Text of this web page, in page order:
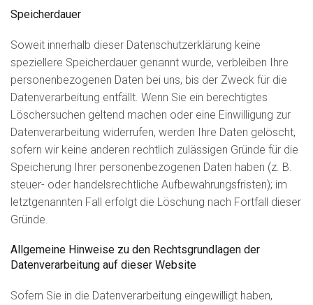
Speicherdauer
Soweit innerhalb dieser Datenschutzerklärung keine
speziellere Speicherdauer genannt wurde, verbleiben Ihre
personenbezogenen Daten bei uns, bis der Zweck für die
Datenverarbeitung entfällt. Wenn Sie ein berechtigtes
Löschersuchen geltend machen oder eine Einwilligung zur
Datenverarbeitung widerrufen, werden Ihre Daten gelöscht,
sofern wir keine anderen rechtlich zulässigen Gründe für die
Speicherung Ihrer personenbezogenen Daten haben (z. B.
steuer- oder handelsrechtliche Aufbewahrungsfristen); im
letztgenannten Fall erfolgt die Löschung nach Fortfall dieser
Gründe.
Allgemeine Hinweise zu den Rechtsgrundlagen der
Datenverarbeitung auf dieser Website
Sofern Sie in die Datenverarbeitung eingewilligt haben,